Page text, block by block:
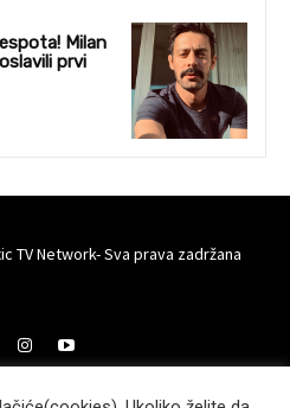
Milan
prvi
TV Network- Sva prava zadržana